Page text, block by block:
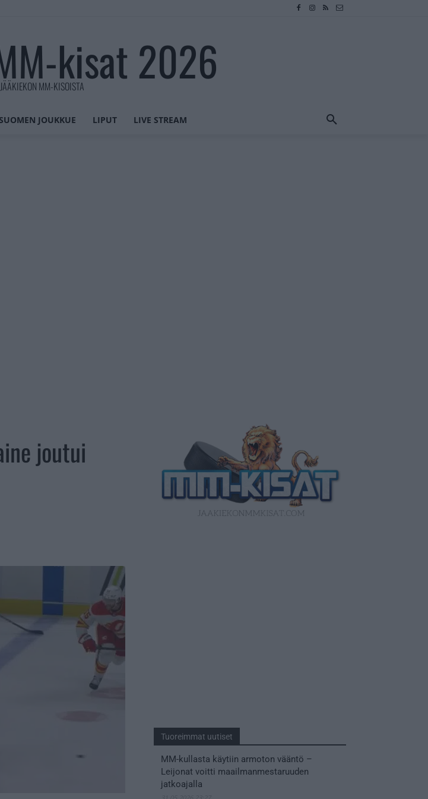
kisat 2026
MM-KISOISTA
SUOMEN JOUKKUE LIPUT LIVE STREAM
joutui
Tuoreimmat uutiset
MM-kullasta käytiin armoton vääntö –
Leijonat voitti maailmanmestaruuden
jatkoajalla